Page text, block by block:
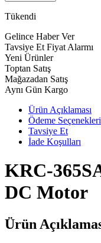
Tükendi
Gelince Haber Ver
Tavsiye Et Fiyat Alarmı
Yeni Ürünler
Toptan Satış
Mağazadan Satış
Aynı Gün Kargo
Ürün Açıklaması
Ödeme Seçenekleri
Tavsiye Et
İade Koşulları
KRC-
DC Motor
Ürün